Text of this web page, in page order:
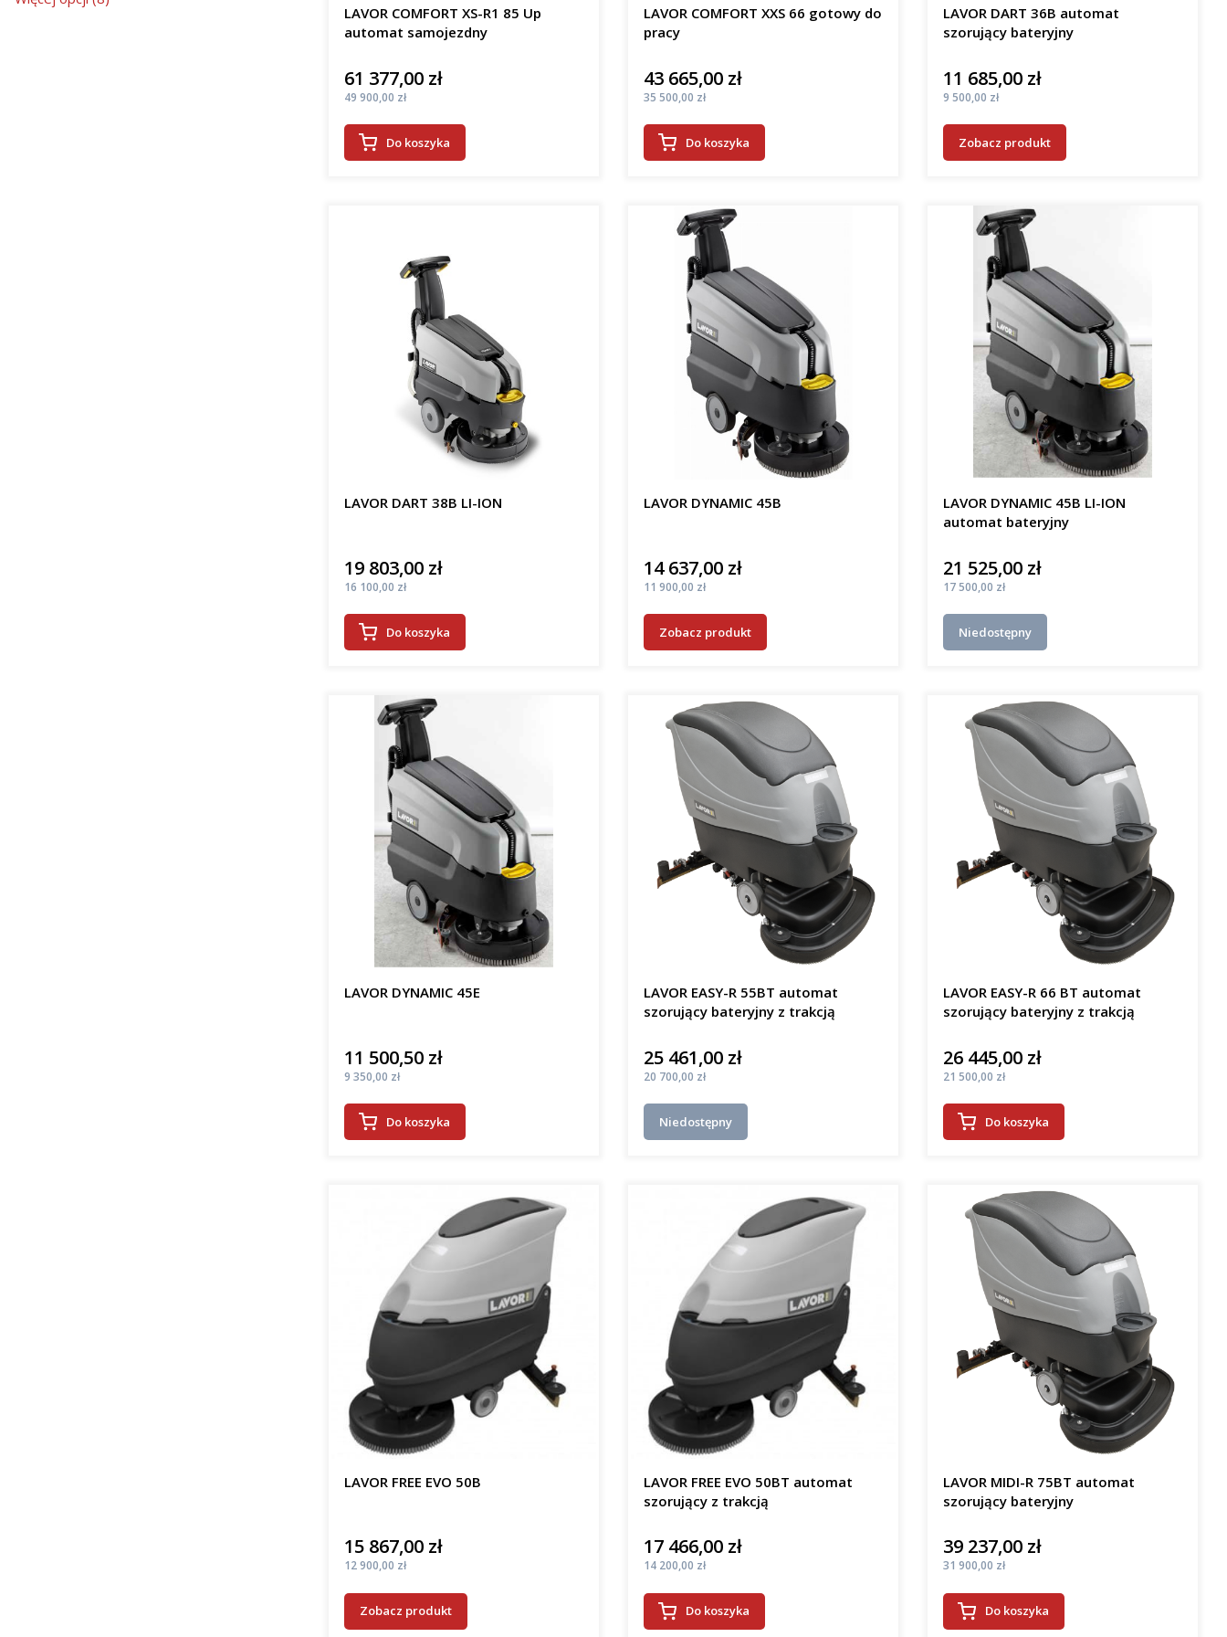
LAVOR COMFORT XS-R1 85 Up
automat samojezdny
Cena
61 377,00 zł
Cena
49 900,00 zł
Do koszyka
LAVOR COMFORT XXS 66 gotowy do
pracy
Cena
43 665,00 zł
Cena
35 500,00 zł
Do koszyka
LAVOR DART 36B automat
szorujący bateryjny
Cena
11 685,00 zł
Cena
9 500,00 zł
Zobacz produkt
LAVOR DART 38B LI-ION
Cena
19 803,00 zł
Cena
16 100,00 zł
Do koszyka
LAVOR DYNAMIC 45B
Cena
14 637,00 zł
Cena
11 900,00 zł
Zobacz produkt
LAVOR DYNAMIC 45B LI-ION
automat bateryjny
Cena
21 525,00 zł
Cena
17 500,00 zł
Niedostępny
LAVOR DYNAMIC 45E
Cena
11 500,50 zł
Cena
9 350,00 zł
Do koszyka
LAVOR EASY-R 55BT automat
szorujący bateryjny z trakcją
Cena
25 461,00 zł
Cena
20 700,00 zł
Niedostępny
LAVOR EASY-R 66 BT automat
szorujący bateryjny z trakcją
Cena
26 445,00 zł
Cena
21 500,00 zł
Do koszyka
LAVOR FREE EVO 50B
Cena
15 867,00 zł
Cena
12 900,00 zł
Zobacz produkt
LAVOR FREE EVO 50BT automat
szorujący z trakcją
Cena
17 466,00 zł
Cena
14 200,00 zł
Do koszyka
LAVOR MIDI-R 75BT automat
szorujący bateryjny
Cena
39 237,00 zł
Cena
31 900,00 zł
Do koszyka